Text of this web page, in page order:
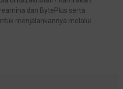
dan BytePlus serta
menjalankannya melalui